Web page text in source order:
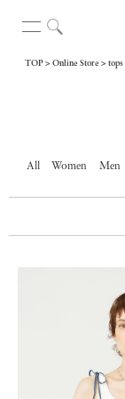
TOP Online Store tops
All Women Men